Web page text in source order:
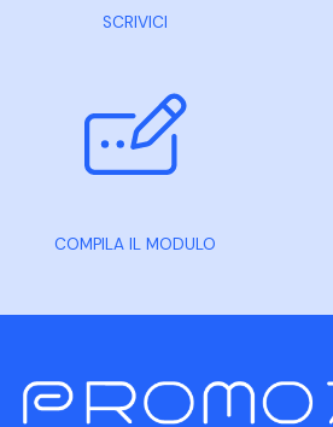
SCRIVICI
COMPILA IL MODULO